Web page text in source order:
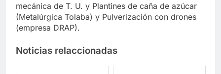
mecánica de T. U. y Plantines de caña de azúcar
(Metalúrgica Tolaba) y Pulverización con drones
(empresa DRAP).
Noticias relaccionadas